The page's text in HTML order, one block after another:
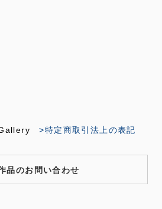
Gallery>特定商取引法上の表記
品のお問い合わせ